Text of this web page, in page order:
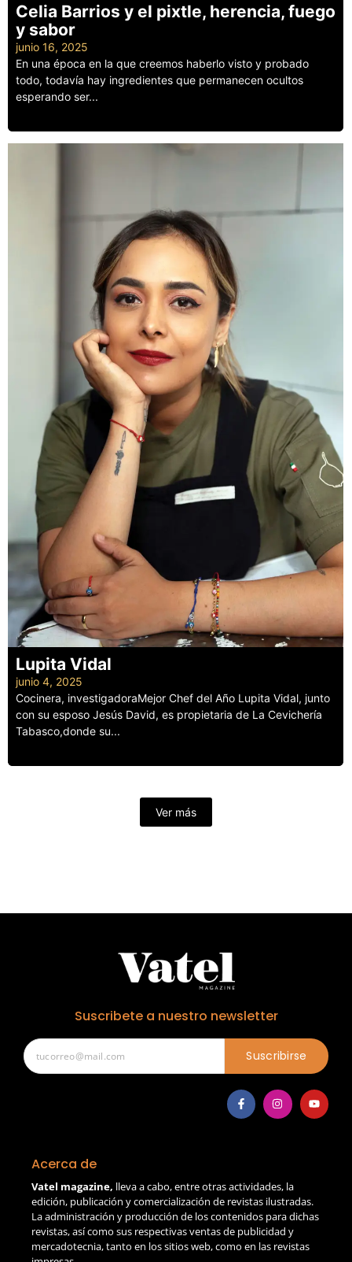
Celia Barrios y el pixtle, herencia, fuego
y sabor
junio 16, 2025
En una época en la que creemos haberlo visto y probado
todo, todavía hay ingredientes que permanecen ocultos
esperando ser...
Lupita Vidal
junio 4, 2025
Cocinera, investigadoraMejor Chef del Año Lupita Vidal, junto
con su esposo Jesús David, es propietaria de La Cevichería
Tabasco,donde su...
Ver más
Suscribete a nuestro newsletter
Suscribirse
Acerca de
Vatel magazine, lleva a cabo, entre otras actividades, la
edición, publicación y comercialización de revistas ilustradas.
La administración y producción de los contenidos para dichas
revistas, así como sus respectivas ventas de publicidad y
mercadotecnia, tanto en los sitios web, como en las revistas